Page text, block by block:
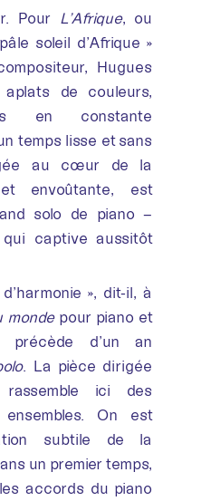
Pour L’Afrique, ou
soleil d’Afrique »
Hugues
de couleurs,
en constante
temps lisse et sans
au cœur de la
envoûtante, est
solo de piano –
captive aussitôt
», dit-il, à
mondepour piano et
précède d’un an
. La pièce dirigée
rassemble ici des
On est
subtile de la
un premier temps,
accords du piano